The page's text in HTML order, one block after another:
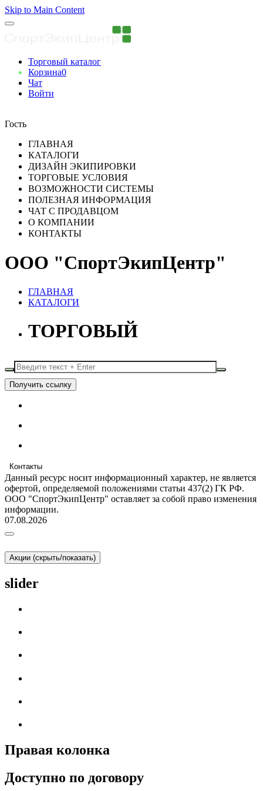
Skip to Main Content
Торговый каталог
Корзина0
Чат
Войти
Гость
ГЛАВНАЯ
КАТАЛОГИ
ДИЗАЙН ЭКИПИРОВКИ
ТОРГОВЫЕ УСЛОВИЯ
ВОЗМОЖНОСТИ СИСТЕМЫ
ПОЛЕЗНАЯ ИНФОРМАЦИЯ
ЧАТ С ПРОДАВЦОМ
О КОМПАНИИ
КОНТАКТЫ
ООО "СпортЭкипЦентр"
ГЛАВНАЯ
КАТАЛОГИ
ТОРГОВЫЙ
Получить ссылку
Контакты
Данный ресурс носит информационный характер, не является
офертой, определяемой положениями статьи 437(2) ГК РФ.
ООО "СпортЭкипЦентр" оставляет за собой право изменения
информации.
07.08.2026
Акции (скрыть/показать)
slider
Правая колонка
Доступно по договору